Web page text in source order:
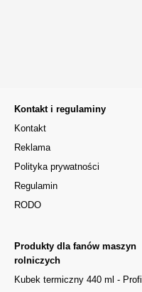
Kontakt i regulaminy
Kontakt
Reklama
Polityka prywatności
Regulamin
RODO
Produkty dla fanów maszyn
rolniczych
Kubek termiczny 440 ml - Profi